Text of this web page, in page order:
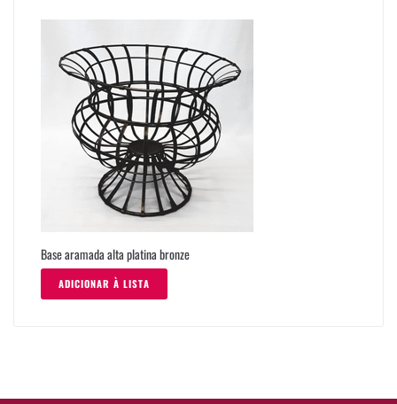
Base aramada alta platina bronze
ADICIONAR À LISTA